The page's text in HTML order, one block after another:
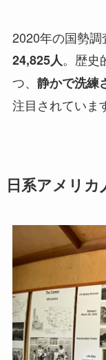
2020年の国勢
24,825人。歴史
つ、 静かで洗練
注目されていま
日系アメリカ